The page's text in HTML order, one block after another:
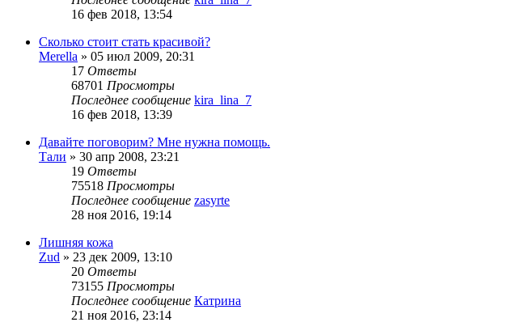
16 фев 2018, 13:54
Сколько стоит стать красивой?
Merella » 05 июл 2009, 20:31
17 Ответы
68701 Просмотры
Последнее сообщение kira_lina_7
16 фев 2018, 13:39
Давайте поговорим? Мне нужна помощь.
Тали » 30 апр 2008, 23:21
19 Ответы
75518 Просмотры
Последнее сообщение zasyrte
28 ноя 2016, 19:14
Лишняя кожа
Zud » 23 дек 2009, 13:10
20 Ответы
73155 Просмотры
Последнее сообщение Катрина
21 ноя 2016, 23:14